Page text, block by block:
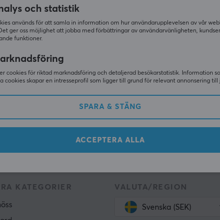
Nyhetsbrev för gamers
gamers prenumererar idag på vårt nyhetsbrev. Få
emot grymma erbjudanden samt mycket mer!
KATEGORIER VALUTA/REGION
Svenska (SEK)
och statistik
används för att samla in information om hur användarupplevelsen av vår
ger oss möjlighet att jobba med förbättringar av användarvänligheten,
funktioner.
cookies för riktad marknadsföring och detaljerad besökarstatistik. Information
cookies skapar en intresseprofil som ligger till grund för relevant annonsering till
SPARA & STÄNG
ACCEPTERA ALLA